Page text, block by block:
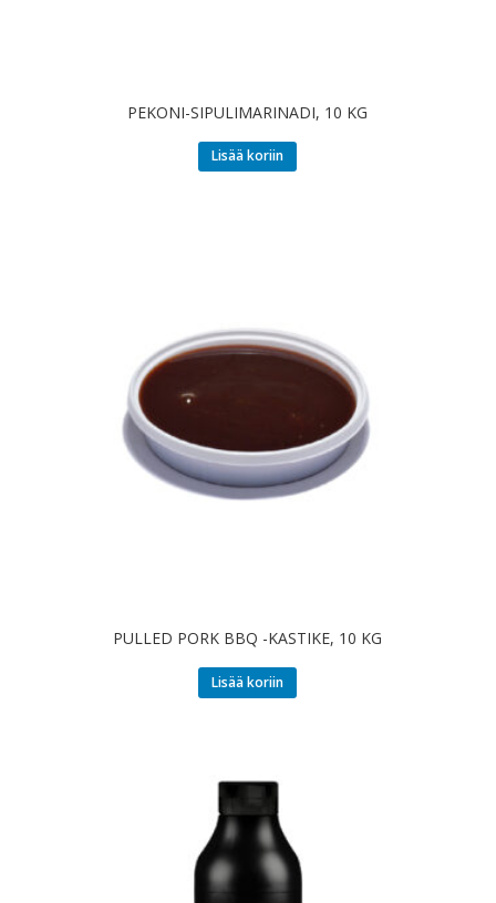
PEKONI-SIPULIMARINADI, 10 KG
Lisää koriin
PULLED PORK BBQ -KASTIKE, 10 KG
Lisää koriin